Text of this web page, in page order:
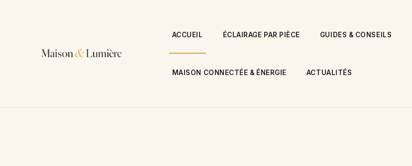
ACCUEIL ÉCLAIRAGE PAR PIÈCE GUIDES & CONSEILS
MAISON CONNECTÉE & ÉNERGIE ACTUALITÉS